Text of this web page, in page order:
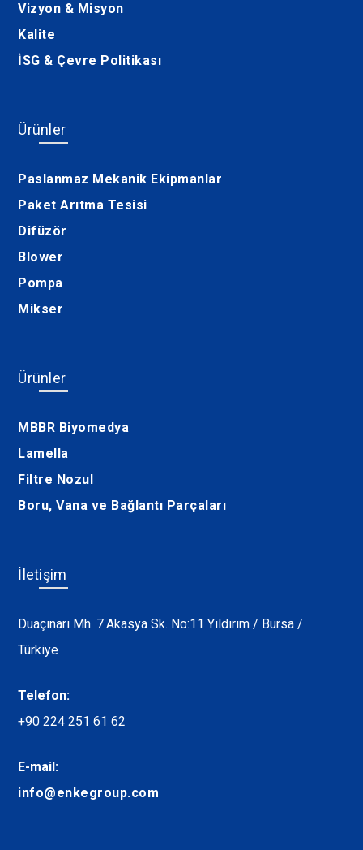
Vizyon & Misyon
Kalite
İSG & Çevre Politikası
Ürünler
Paslanmaz Mekanik Ekipmanlar
Paket Arıtma Tesisi
Difüzör
Blower
Pompa
Mikser
Ürünler
MBBR Biyomedya
Lamella
Filtre Nozul
Boru, Vana ve Bağlantı Parçaları
İletişim
Duaçınarı Mh. 7.Akasya Sk. No:11 Yıldırım / Bursa /
Türkiye
Telefon:
+90 224 251 61 62
E-mail:
info@enkegroup.com